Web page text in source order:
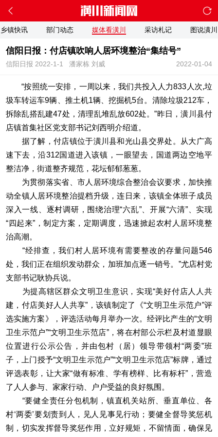
乡镇快讯 部门动态 媒体看潢川 采访札记 图说潢川
信阳日报：付店镇吹响人居环境整治“集结号”
2022-01-04
信阳日报 2022-1-1 潘家栋 刘威
“按照统一安排，一周以来，我们共投入人力833人次,垃
圾车转运车9辆、推土机1辆、挖掘机5台。清除垃圾212车，
拆除乱搭乱建47处，清理乱堆乱放602处。”昨日，潢川县付
店镇首集社区党支部书记刘西明介绍道。
据了解，付店镇位于潢川县和光山县交界处。从大广高
速下去，沿312国道进入该镇，一眼望去，国道两边空地平
整洁净，街道整齐规范，花坛郁郁葱葱。
为贯彻落实省、市人居环境综合整治会议要求，加快推
动全镇人居环境整治提档升级，连日来，该镇全体班子成员
深入一线、逐村调研，围绕治理“六乱”、开展“六清”、实现
“四起来”，制定方案，定期调度，迅速掀起农村人居环境整
治高潮。
“经排查，我们村人居环境有需要整改的存量问题546
处，我们正在组织发动群众，加班加点逐一销号。”尤店村党
支部书记耿协兵说。
为提高辖区群众文明卫生意识，实现“美好付店人人共
建，付店美好人人共享”，该镇制定了《“文明卫生示范户”评
选实施方案》，评选活动每月举办一次。经评比产生的“文明
卫生示范户”“文明卫生示范店”，将在村部公示栏及村道显眼
位置进行公示公告，并由包村（居）领导带领村“两委”班
子，上门授予“文明卫生示范户”“文明卫生示范店”标牌，通过
评选表彰，让大家“做有标准、学有榜样、比有标杆”，营造
了人人参与、家家行动、户户受益的良好氛围。
“要健全责任分包机制，镇直机关站所、垂直单位、各
村‘两委’要划责到人，见人见事见行动；要健全督导奖惩机
制，切实发挥督导奖惩作用，立好规矩，不留情面，确保见